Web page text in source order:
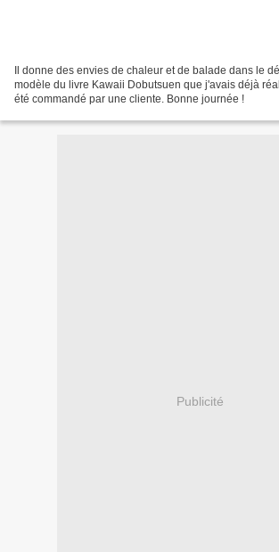
Il donne des envies de chaleur et de balade dans le
modèle du livre Kawaii Dobutsuen que j'avais déjà
été commandé par une cliente. Bonne journée !
Publicité